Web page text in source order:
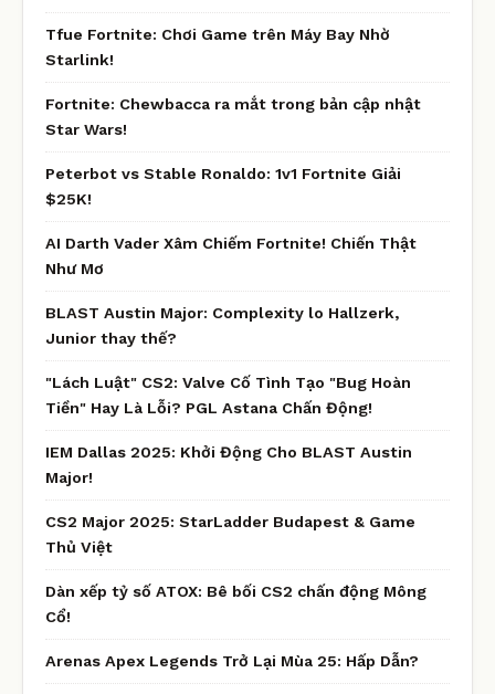
Tfue Fortnite: Chơi Game trên Máy Bay Nhờ
Starlink!
Fortnite: Chewbacca ra mắt trong bản cập nhật
Star Wars!
Peterbot vs Stable Ronaldo: 1v1 Fortnite Giải
$25K!
AI Darth Vader Xâm Chiếm Fortnite! Chiến Thật
Như Mơ
BLAST Austin Major: Complexity lo Hallzerk,
Junior thay thế?
"Lách Luật" CS2: Valve Cố Tình Tạo "Bug Hoàn
Tiền" Hay Là Lỗi? PGL Astana Chấn Động!
IEM Dallas 2025: Khởi Động Cho BLAST Austin
Major!
CS2 Major 2025: StarLadder Budapest & Game
Thủ Việt
Dàn xếp tỷ số ATOX: Bê bối CS2 chấn động Mông
Cổ!
Arenas Apex Legends Trở Lại Mùa 25: Hấp Dẫn?